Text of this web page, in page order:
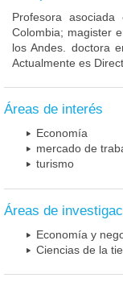
Profesora
Colombia; magister
los Andes. doctora
Actualmente es
Áreas de interés
Economía
mercado de
turismo
Áreas de
Economía y
Ciencias de la